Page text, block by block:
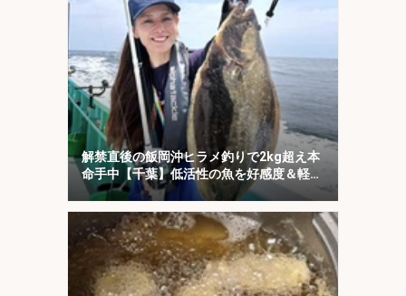
解禁直後の飯岡沖ヒラメ釣りで2kg超え本
命手中【千葉】低活性の魚を好感度＆軽量
タックルで攻略